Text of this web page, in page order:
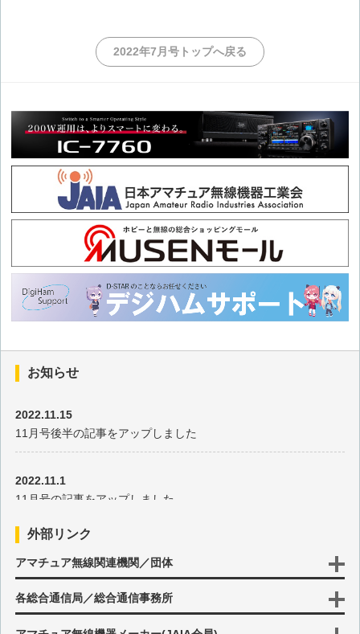
2022年7月号トップへ戻る
お知らせ
2022.11.15
11月号後半の記事をアップしました
2022.11.1
11月号の記事をアップしました
2022.10.17
10月号後半の記事をアップしました
2022.10.3
10月号の記事をアップしました
外部リンク
アマチュア無線関連機関／団体
各総合通信局／総合通信事務所